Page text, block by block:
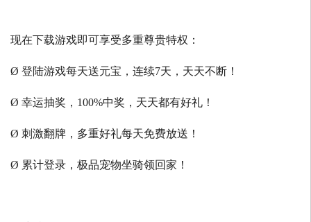
现在下载游戏即可享受多重尊贵特权：
Ø 登陆游戏每天送元宝，连续7天，天天不断！
Ø 幸运抽奖，100%中奖，天天都有好礼！
Ø 刺激翻牌，多重好礼每天免费放送！
Ø 累计登录，极品宠物坐骑领回家！